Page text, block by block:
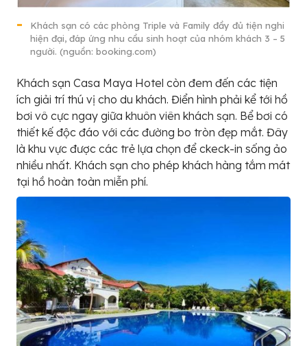
Khách sạn có các phòng Triple và Family đầy đủ tiện nghi
hiện đại, đáp ứng nhu cầu sinh hoạt của nhóm khách 3 – 5
người. (nguồn: booking.com)
Khách sạn Casa Maya Hotel còn đem đến các tiện
ích giải trí thú vị cho du khách. Điển hình phải kể tới hồ
bơi vô cực ngay giữa khuôn viên khách sạn. Bể bơi có
thiết kế độc đáo với các đường bo tròn đẹp mắt. Đây
là khu vực được các trẻ lựa chọn để ckeck-in sống ảo
nhiều nhất. Khách sạn cho phép khách hàng tắm mát
tại hồ hoàn toàn miễn phí.